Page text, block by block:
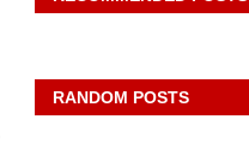
RANDOM POSTS